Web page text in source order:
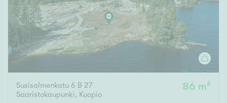
Susisalmenkatu 6 B 27
Saaristokaupunki, Kuopio
86 m²